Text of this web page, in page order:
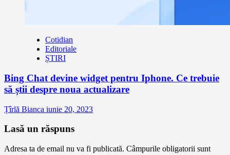
Cotidian
Editoriale
ȘTIRI
Bing Chat devine widget pentru Iphone. Ce trebuie
să știi despre noua actualizare
Țîrlă Bianca iunie 20, 2023
Lasă un răspuns
Adresa ta de email nu va fi publicată. Câmpurile obligatorii sunt